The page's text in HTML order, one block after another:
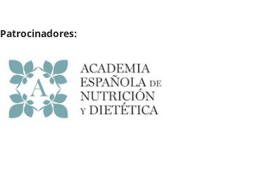
Patrocinadores: